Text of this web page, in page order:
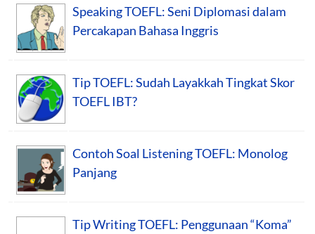
Speaking TOEFL: Seni Diplomasi dalam
Percakapan Bahasa Inggris
Tip TOEFL: Sudah Layakkah Tingkat Skor
TOEFL IBT?
Contoh Soal Listening TOEFL: Monolog
Panjang
Tip Writing TOEFL: Penggunaan “Koma”